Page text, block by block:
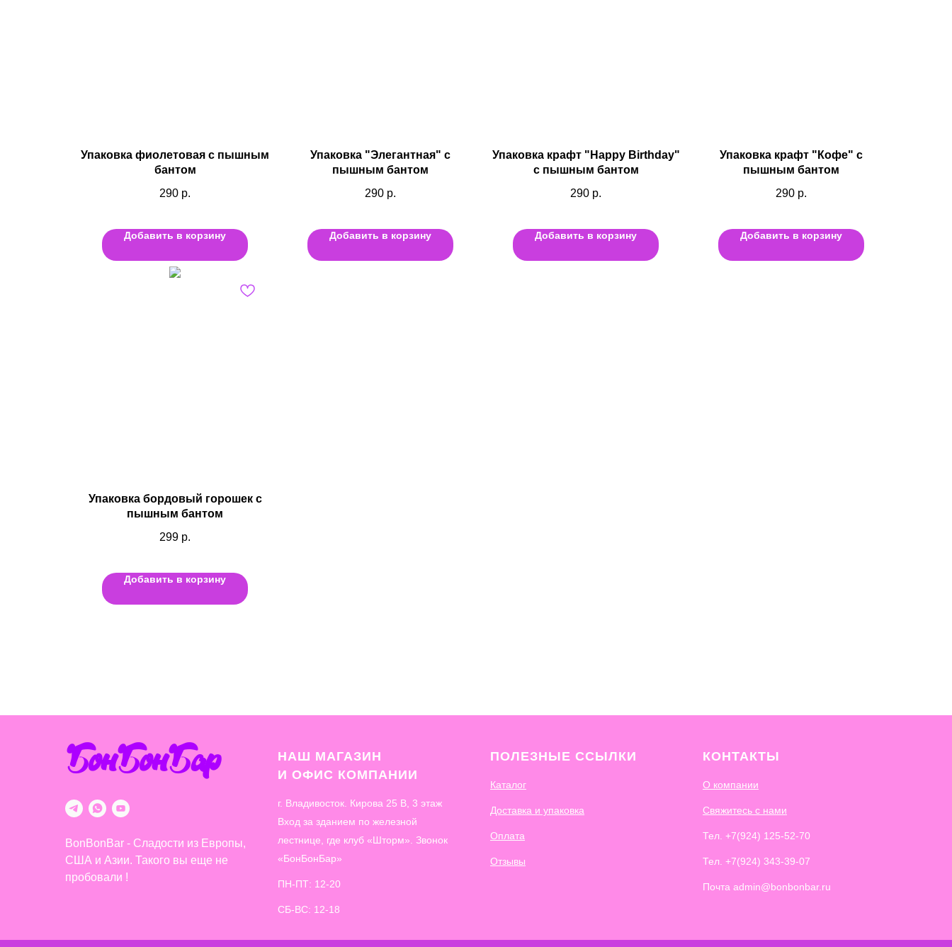
Упаковка фиолетовая с пышным
бантом
290 р.
Добавить в корзину
Упаковка "Элегантная" с
пышным бантом
290 р.
Добавить в корзину
Упаковка крафт "Happy Birthday"
с пышным бантом
290 р.
Добавить в корзину
Упаковка крафт "Кофе" с
пышным бантом
290 р.
Добавить в корзину
Упаковка бордовый горошек с
пышным бантом
299 р.
Добавить в корзину
БонБонБар
BonBonBar - Сладости из Европы,
США и Азии. Такого вы еще не
пробовали !
НАШ МАГАЗИН
И ОФИС КОМПАНИИ
г. Владивосток. Кирова 25 В, 3 этаж
Вход за зданием по железной
лестнице, где клуб «Шторм». Звонок
«БонБонБар»
ПН-ПТ: 12-20
СБ-ВС: 12-18
ПОЛЕЗНЫЕ ССЫЛКИ
Каталог
Доставка и упаковка
Оплата
Отзывы
КОНТАКТЫ
О компании
Свяжитесь с нами
Тел. +7(924) 125-52-70
Тел. +7(924) 343-39-07
Почта admin@bonbonbar.ru